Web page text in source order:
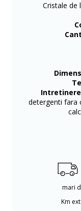
Cristale de
detergenti fara
mari
Km